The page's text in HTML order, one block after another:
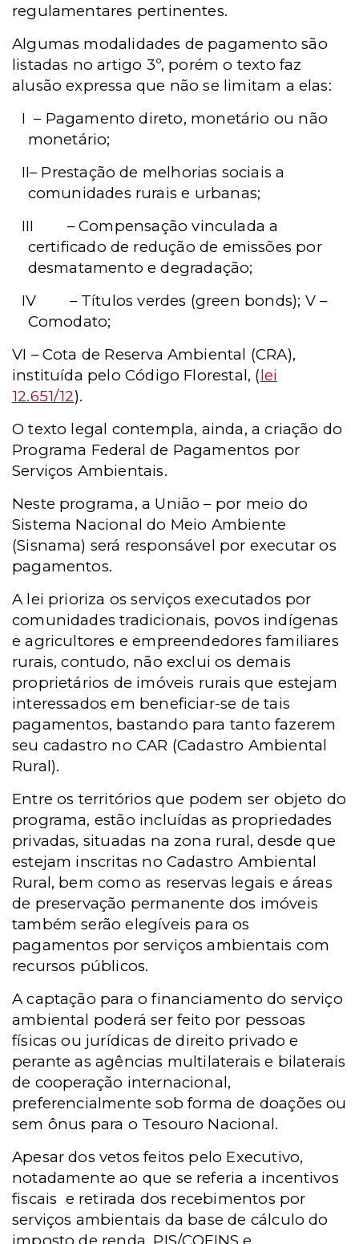
regulamentares pertinentes.
Algumas modalidades de pagamento são
listadas no artigo 3º, porém o texto faz
alusão expressa que não se limitam a elas:
I – Pagamento direto, monetário ou não
monetário;
II– Prestação de melhorias sociais a
comunidades rurais e urbanas;
III
– Compensação vinculada a
certificado de redução de emissões por
desmatamento e degradação;
IV
– Títulos verdes (green bonds); V –
Comodato;
VI – Cota de Reserva Ambiental (CRA),
instituída pelo Código Florestal, (lei
12.651/12).
O texto legal contempla, ainda, a criação do
Programa Federal de Pagamentos por
Serviços Ambientais.
Neste programa, a União – por meio do
Sistema Nacional do Meio Ambiente
(Sisnama) será responsável por executar os
pagamentos.
A lei prioriza os serviços executados por
comunidades tradicionais, povos indígenas
e agricultores e empreendedores familiares
rurais, contudo, não exclui os demais
proprietários de imóveis rurais que estejam
interessados em beneficiar-se de tais
pagamentos, bastando para tanto fazerem
seu cadastro no CAR (Cadastro Ambiental
Rural).
Entre os territórios que podem ser objeto do
programa, estão incluídas as propriedades
privadas, situadas na zona rural, desde que
estejam inscritas no Cadastro Ambiental
Rural, bem como as reservas legais e áreas
de preservação permanente dos imóveis
também serão elegíveis para os
pagamentos por serviços ambientais com
recursos públicos.
A captação para o financiamento do serviço
ambiental poderá ser feito por pessoas
físicas ou jurídicas de direito privado e
perante as agências multilaterais e bilaterais
de cooperação internacional,
preferencialmente sob forma de doações ou
sem ônus para o Tesouro Nacional.
Apesar dos vetos feitos pelo Executivo,
notadamente ao que se referia a incentivos
fiscais e retirada dos recebimentos por
serviços ambientais da base de cálculo do
imposto de renda, PIS/COFINS e